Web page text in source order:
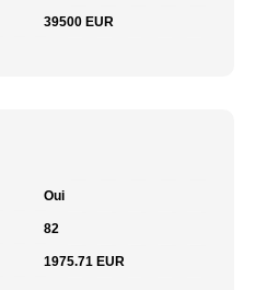
39500 EUR
Oui
82
1975.71 EUR